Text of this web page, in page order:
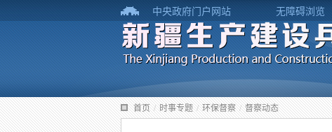
中央政府门户网站 无障碍浏览
首页 / 时事专题 / 环保督察 / 督察动态